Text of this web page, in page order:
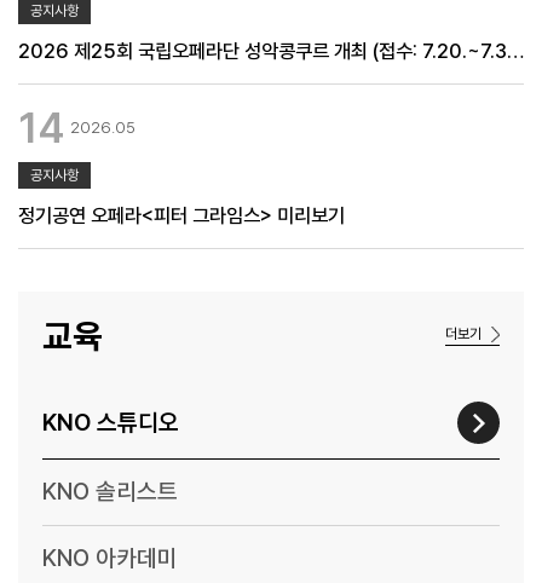
공지사항
2026 제25회 국립오페라단 성악콩쿠르 개최 (접수: 7.20.~7.31.)
14 2026.05
공지사항
정기공연 오페라<피터 그라임스> 미리보기
교육 더보기
KNO 스튜디오
KNO 솔리스트
KNO 아카데미